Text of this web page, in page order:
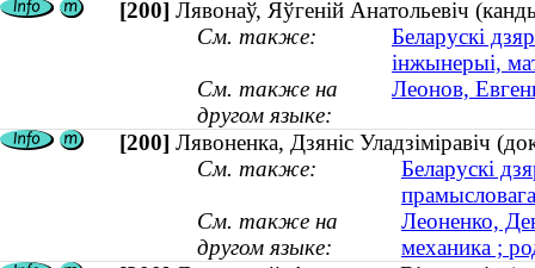
[200] Лявонаў, Яўгеній Анатольевіч
См. также:
Беларускі
інжынерыі,
См. также на
другом языке:
Леонов,
[200] Лявоненка, Дзяніс Уладзіміравіч
См. также:
Беларускі
См. также на
другом языке:
Леоненко,
механика ;